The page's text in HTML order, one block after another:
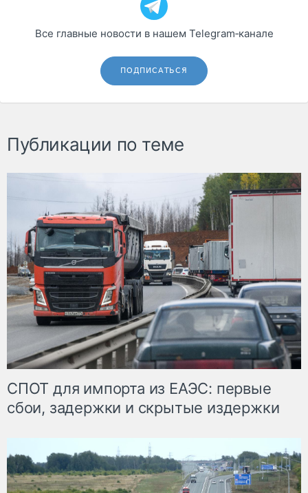
Все главные новости в нашем Telegram‑канале
ПОДПИСАТЬСЯ
Публикации по теме
СПОТ для импорта из ЕАЭС: первые
сбои, задержки и скрытые издержки